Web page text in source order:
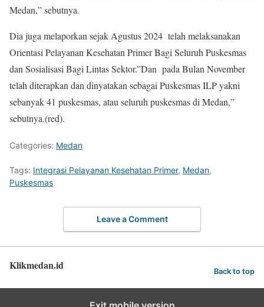
Medan,” sebutnya.
Dia juga melaporkan sejak Agustus 2024 telah melaksanakan
Orientasi Pelayanan Kesehatan Primer Bagi Seluruh Puskesmas
dan Sosialisasi Bagi Lintas Sektor.”Dan pada Bulan November
telah diterapkan dan dinyatakan sebagai Puskesmas ILP yakni
sebanyak 41 puskesmas, atau seluruh puskesmas di Medan,”
sebutnya.(red).
Categories: Medan
Tags: Integrasi Pelayanan Kesehatan Primer, Medan,
Puskesmas
Leave a Comment
Klikmedan.id Back to top